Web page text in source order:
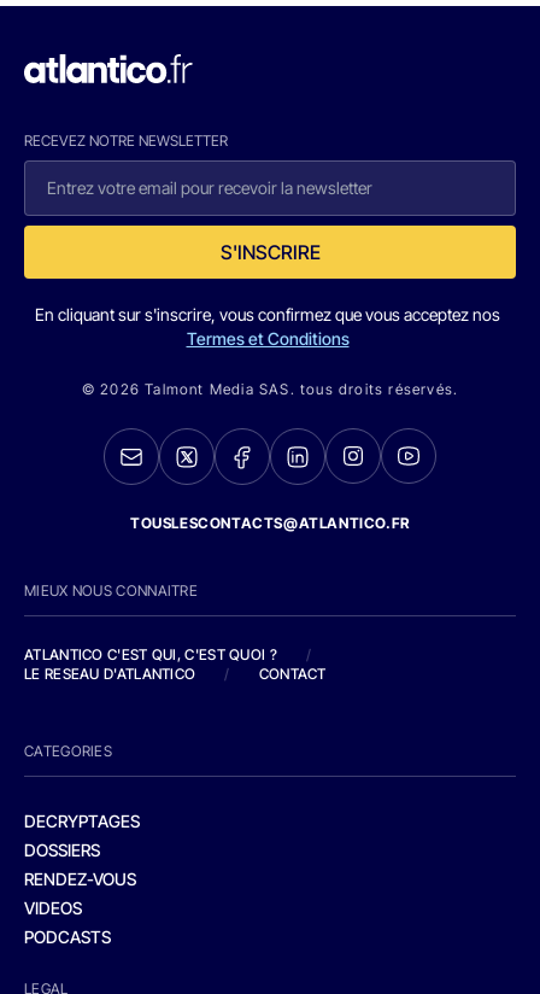
RECEVEZ NOTRE NEWSLETTER
S'INSCRIRE
En cliquant sur s'inscrire, vous confirmez que vous acceptez nos
Termes et Conditions
© 2026 Talmont Media SAS. tous droits réservés.
TOUSLESCONTACTS@ATLANTICO.FR
MIEUX NOUS CONNAITRE
ATLANTICO C'EST QUI, C'EST QUOI ?
/
LE RESEAU D'ATLANTICO
/ CONTACT
CATEGORIES
DECRYPTAGES
DOSSIERS
RENDEZ-VOUS
VIDEOS
PODCASTS
LEGAL